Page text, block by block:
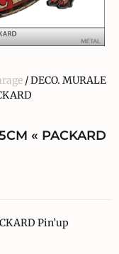
/ DECO. MURALE
« PACKARD
Pin’up